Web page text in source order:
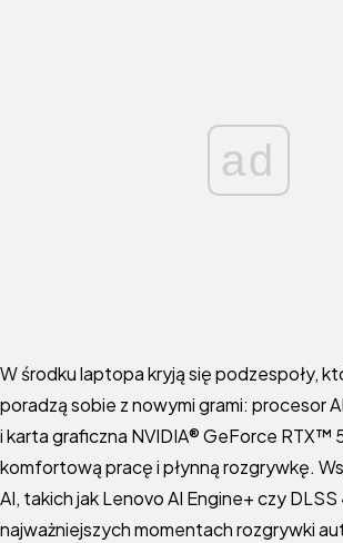
ad
W środku laptopa kryją się podzespoły,
poradzą sobie z nowymi grami: procesor
i karta graficzna NVIDIA® GeForce RTX™
komfortową pracę i płynną rozgrywkę.
AI, takich jak Lenovo AI Engine+ czy
najważniejszych momentach rozgrywki